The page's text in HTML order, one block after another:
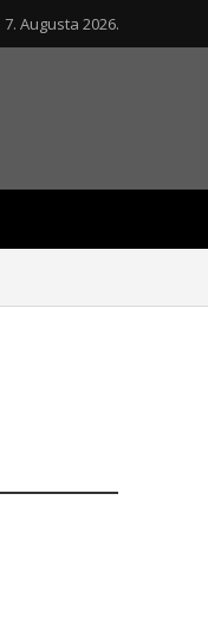
7. Augusta 2026.